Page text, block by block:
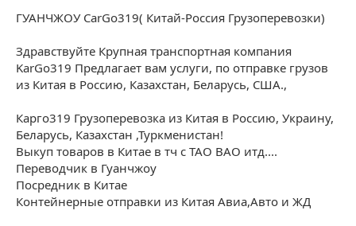
в
з
д
ГУАНЧЖОУ CarGo319( Китай-Россия Грузоперевозки)
Здравствуйте Крупная транспортная компания
KarGo319 Предлагает вам услуги, по отправке грузов
из Китая в Россию, Казахстан, Беларусь, США.,
Карго319 Грузоперевозка из Китая в Россию, Украину,
Беларусь, Казахстан ,Туркменистан!
Выкуп товаров в Китае в тч с TAO BAO итд....
Переводчик в Гуанчжоу
Посредник в Китае
Контейнерные отправки из Китая Авиа,Авто и ЖД